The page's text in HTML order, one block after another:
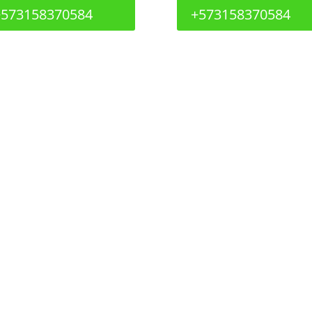
+573158370584